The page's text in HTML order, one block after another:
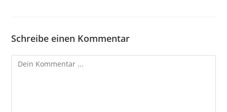
Schreibe einen Kommentar
Kommentieren